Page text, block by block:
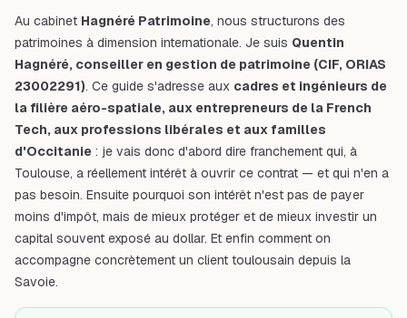
Au cabinet Hagnéré Patrimoine, nous structurons des
patrimoines à dimension internationale. Je suis Quentin
Hagnéré, conseiller en gestion de patrimoine (CIF, ORIAS
23002291). Ce guide s'adresse aux cadres et ingénieurs de
la filière aéro-spatiale, aux entrepreneurs de la French
Tech, aux professions libérales et aux familles
d'Occitanie : je vais donc d'abord dire franchement qui, à
Toulouse, a réellement intérêt à ouvrir ce contrat — et qui n'en a
pas besoin. Ensuite pourquoi son intérêt n'est pas de payer
moins d'impôt, mais de mieux protéger et de mieux investir un
capital souvent exposé au dollar. Et enfin comment on
accompagne concrètement un client toulousain depuis la
Savoie.